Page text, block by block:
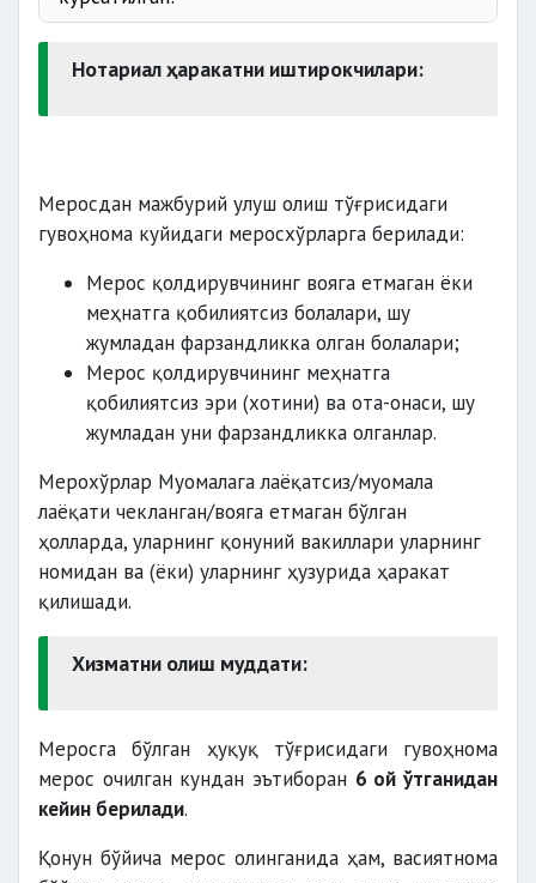
шахси — туғилганлик тўғрисидаги
гувоҳнома;
ҳарбий хизматчиларнинг шахси —
ҳарбий қисмлар ва ҳарбий муассасалар
қўмондонлиги томонидан бериладиган
шахсий гувоҳномалар ёки ҳарбий
билетлар (ҳарбий хизматга мажбур
фуқароларнинг ҳарбий билети бундан
чет эл фуқароларининг шахси —
уларнинг миллий паспорти (қонун
ҳужжатларига мувофиқ чет эл
фуқаролари тегишли ички ишлар
Республикасида яшаш гувоҳномаси
аккредитация қилинганлигини
тасдиқловчи аккредитация
карточкаси;
Ўзбекистон Республикасида яшаш
Нотариал ҳаракатни иштирокчилари:
Меросдан мажбурий улуш олиш тўғрисидаги
гувоҳнома куйидаги меросхўрларга берилади:
Мерос қолдирувчининг вояга етмаган ёки
меҳнатга қобилиятсиз болалари, шу
жумладан фарзандликка олган болалари;
Мерос қолдирувчининг меҳнатга
қобилиятсиз эри (хотини) ва ота-онаси, шу
жумладан уни фарзандликка олганлар.
Мерохўрлар Муомалага лаёқатсиз/муомала
лаёқати чекланган/вояга етмаган бўлган
ҳолларда, уларнинг қонуний вакиллари уларнинг
номидан ва (ёки) уларнинг ҳузурида ҳаракат
қилишади.
Хизматни олиш муддати:
Меросга бўлган ҳуқуқ тўғрисидаги гувоҳнома
мерос очилган кундан эътиборан 6 ой ўтганидан
кейин берилади.
Қонун бўйича мерос олинганида ҳам, васиятнома